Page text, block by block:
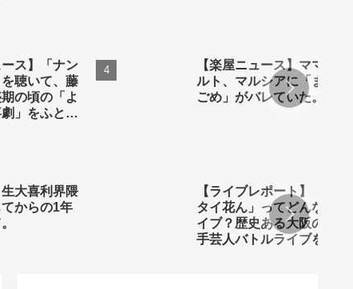
ース】「ナン
聴いて、藤
の頃の「よ
」をふと振
【楽屋ニュース】ママタ
ルト、マルシアに「まー
ごめ」がバレていた。
生大喜利界隈
からの1年
【ライブレポート】「キ
タイ花ん」ってどんなラ
イブ？歴史ある大阪の若
手芸人バトルライブを徹